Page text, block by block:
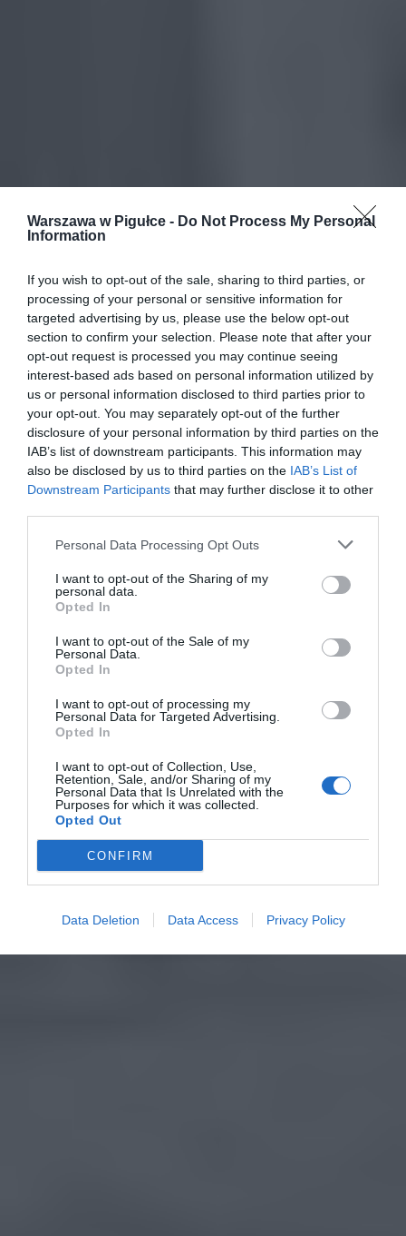
Warszawa w Pigułce - Do Not Process My Personal
Information
If you wish to opt-out of the sale, sharing to third parties, or
processing of your personal or sensitive information for
targeted advertising by us, please use the below opt-out
section to confirm your selection. Please note that after your
opt-out request is processed you may continue seeing
interest-based ads based on personal information utilized by
us or personal information disclosed to third parties prior to
your opt-out. You may separately opt-out of the further
disclosure of your personal information by third parties on the
IAB’s list of downstream participants. This information may
also be disclosed by us to third parties on the IAB’s List of
Downstream Participants that may further disclose it to other
Personal Data Processing Opt Outs
I want to opt-out of the Sharing of my
personal data.
Opted In
I want to opt-out of the Sale of my
Personal Data.
Opted In
I want to opt-out of processing my
Personal Data for Targeted Advertising.
Opted In
I want to opt-out of Collection, Use,
Retention, Sale, and/or Sharing of my
Personal Data that Is Unrelated with the
Purposes for which it was collected.
Opted Out
CONFIRM
Data Deletion Data Access Privacy Policy